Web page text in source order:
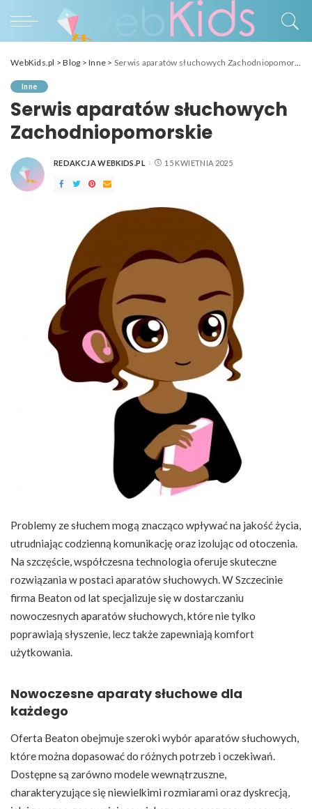
WebKids.pl >Blog >Inne > Serwis aparatów słuchowych Zachodniopomorskie
Inne
Serwis aparatów słuchowych
Zachodniopomorskie
POSTED
REDAKCJA WEBKIDS.PL 15 KWIETNIA 2025
Problemy ze słuchem mogą znacząco wpływać na jakość życia,
utrudniając codzienną komunikację oraz izolując od otoczenia.
Na szczęście, współczesna technologia oferuje skuteczne
rozwiązania w postaci aparatów słuchowych. W Szczecinie
firma Beaton od lat specjalizuje się w dostarczaniu
nowoczesnych aparatów słuchowych, które nie tylko
poprawiają słyszenie, lecz także zapewniają komfort
użytkowania.
Nowoczesne aparaty słuchowe dla
każdego
Oferta Beaton obejmuje szeroki wybór aparatów słuchowych,
które można dopasować do różnych potrzeb i oczekiwań.
Dostępne są zarówno modele wewnątrzuszne,
charakteryzujące się niewielkimi rozmiarami oraz dyskrecją,